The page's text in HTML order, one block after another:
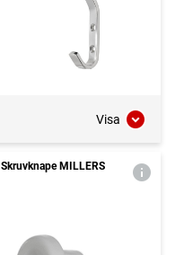
Visa
Skruvknape MILLERS